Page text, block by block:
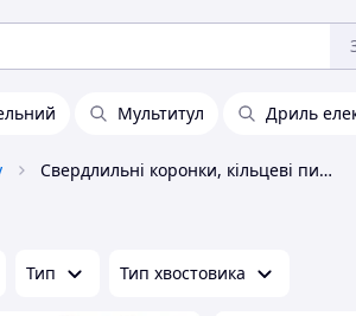
Мультитул Дриль
Свердлильні коронки, кільцеві пилки Sigma
Тип Тип хвостовика